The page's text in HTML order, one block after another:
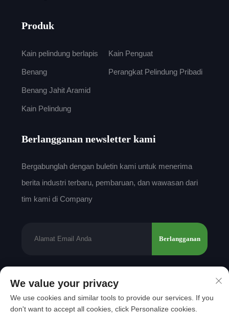
Produk
Kain pelindung berlapis
Benang
Benang Jahit Aramid
Kain Pelindung
Kain Penguat
Perangkat Pelindung Pribadi
Berlangganan newsletter kami
Bergabunglah dengan buletin kami untuk menerima
berita industri terbaru, pembaruan, dan wawasan dari
tim kami di Company
Berlangganan
Hak Cipta © 2025 oleh Shantou Mingda Textile
Co., Ltd.
Kebijakan Privasi
We value your privacy
We use cookies and similar tools to provide our services. If you
don't want to accept all cookies, click Personalize cookies.